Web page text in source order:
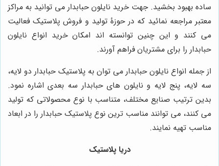
ساده بهبود بخشید. جهت خرید نایلون حبابدار می توانید به مراکز
معتبر مراجعه نمائید که در حوزۀ تولید و فروش پلاستیک فعالیت
می کنند و این چنین توانسته اند امکان خرید انواع نایلون
حبابدار را برای مشتریان فراهم آورند.
از جمله انواع نایلون حبابدار می توان به پلاستیک حبابدار دو لایه،
سه لایه، پنج لایه و نایلون های حبابدار سه بعدی اشاره نمود.
بدین ترتیب صنایع مختلف، متناسب با نوع محصولاتی که تولید
می کنند، می توانند مناسب ترین نوع پلاستیک حبابدار را در ابعاد
مناسب تهیه نمایند.
دریا پلاستیک